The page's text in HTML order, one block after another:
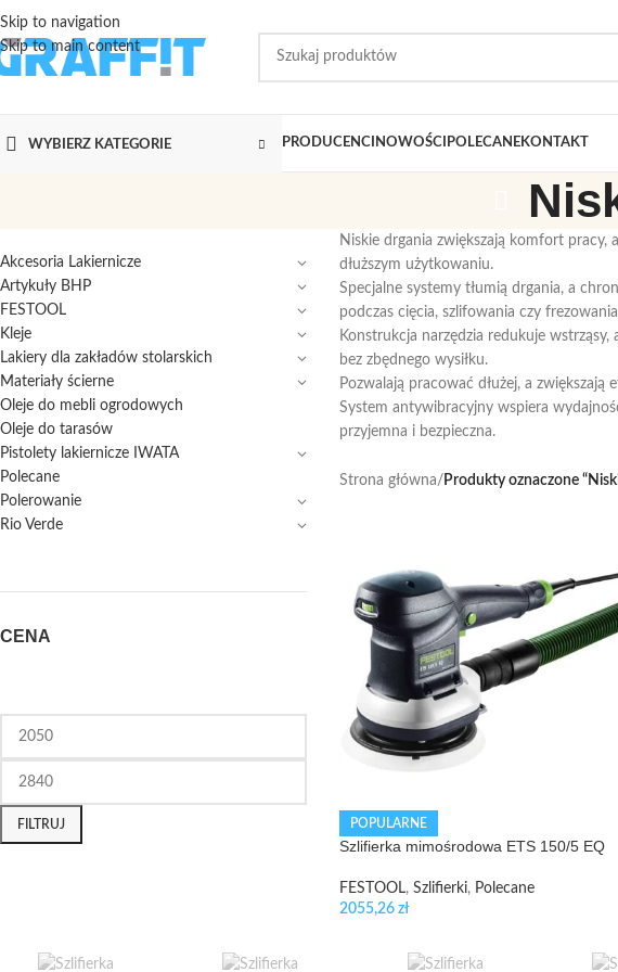
Skip to navigation
Skip to main content
WYBIERZ KATEGORIE PRODUCENCI NOWOŚCI POLECANEKONTAKT
Akcesoria Lakiernicze
Artykuły BHP
FESTOOL
Kleje
Lakiery dla zakładów stolarskich
Materiały ścierne
Oleje do mebli ogrodowych
Oleje do tarasów
Pistolety lakiernicze IWATA
Polecane
Polerowanie
Rio Verde
CENA
FILTRUJ
Niskie drgania zwiększają komfort pracy,
dłuższym użytkowaniu.
Specjalne systemy tłumią drgania, a
podczas cięcia, szlifowania czy
Konstrukcja narzędzia redukuje
bez zbędnego wysiłku.
Pozwalają pracować dłużej, a
System antywibracyjny wspiera
przyjemna i bezpieczna.
Strona główna/ Produkty oznaczone
POPULARNE
Szlifierka mimośrodowa ETS 150/5 EQ
FESTOOL, Szlifierki, Polecane
2055,26 zł